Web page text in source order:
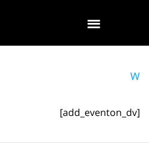
W
[add_eventon_dv]